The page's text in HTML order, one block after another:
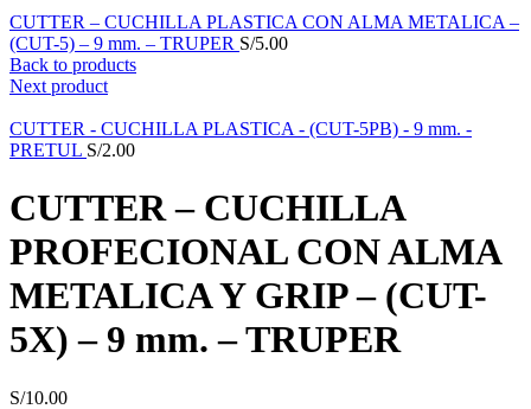
CUTTER – CUCHILLA PLASTICA CON ALMA METALICA –
(CUT-5) – 9 mm. – TRUPER S/5.00
Back to products
Next product
CUTTER - CUCHILLA PLASTICA - (CUT-5PB) - 9 mm. -
PRETUL S/2.00
CUTTER – CUCHILLA
PROFECIONAL CON ALMA
METALICA Y GRIP – (CUT-
5X) – 9 mm. – TRUPER
S/10.00